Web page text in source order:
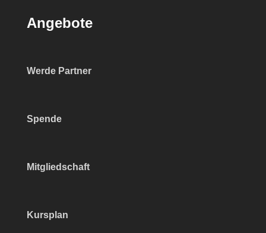
Angebote
Werde Partner
Spende
Mitgliedschaft
Kursplan